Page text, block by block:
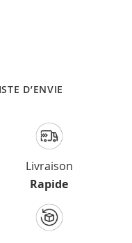
D’ENVIE
Livraison
Rapide